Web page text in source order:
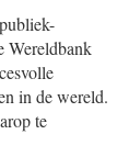
Wereldbank
in de wereld.
te